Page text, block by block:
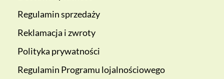
Regulamin sprzedaży
Reklamacja i zwroty
Polityka prywatności
Regulamin Programu lojalnościowego